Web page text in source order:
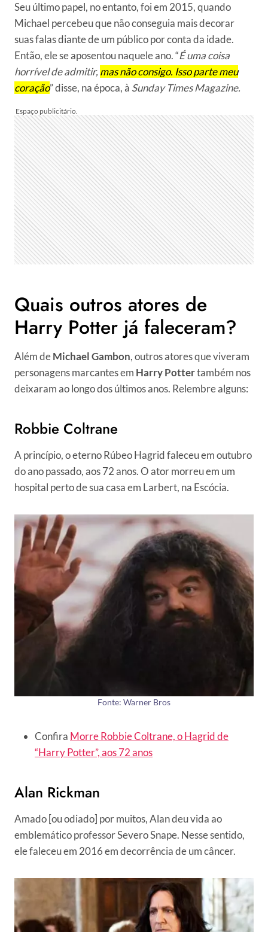
Seu último papel, no entanto, foi em 2015, quando
Michael percebeu que não conseguia mais decorar
suas falas diante de um público por conta da idade.
Então, ele se aposentou naquele ano. “É uma coisa
horrível de admitir, mas não consigo. Isso parte meu
coração” disse, na época, à Sunday Times Magazine.
Quais outros atores de
Harry Potter já faleceram?
Além deMichael Gambon, outros atores que viveram
personagens marcantes em Harry Pottertambém nos
deixaram ao longo dos últimos anos. Relembre alguns:
Robbie Coltrane
A princípio, o eterno Rúbeo Hagrid faleceu em outubro
do ano passado, aos 72 anos. O ator morreu em um
hospital perto de sua casa em Larbert, na Escócia.
Fonte: Warner Bros
Confira Morre Robbie Coltrane, o Hagrid de
“Harry Potter”, aos 72 anos
Alan Rickman
Amado [ou odiado] por muitos, Alan deu vida ao
emblemático professor Severo Snape. Nesse sentido,
ele faleceu em 2016 em decorrência de um câncer.